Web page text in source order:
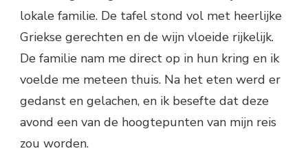
lokale familie. De tafel stond vol met heerlijke
Griekse gerechten en de wijn vloeide rijkelijk.
De familie nam me direct op in hun kring en ik
voelde me meteen thuis. Na het eten werd er
gedanst en gelachen, en ik besefte dat deze
avond een van de hoogtepunten van mijn reis
zou worden.